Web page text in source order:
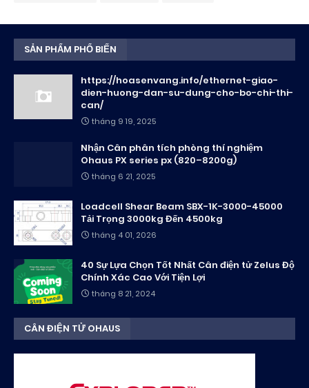
SẢN PHẨM PHỔ BIẾN
https://hoasenvang.info/ethernet-giao-
dien-huong-dan-su-dung-cho-bo-chi-thi-
can/
tháng 9 19, 2025
Nhận Cân phân tích phòng thí nghiệm
Ohaus PX series px (820–8200g)
tháng 6 21, 2025
Loadcell Shear Beam SBX-1K-3000-45000
Tải Trọng 3000kg Đến 4500kg
tháng 4 01, 2026
40 Sự Lựa Chọn Tốt Nhất Cân điện tử Zelus Độ
Chính Xác Cao Với Tiện Lợi
tháng 8 21, 2024
CÂN ĐIỆN TỬ OHAUS